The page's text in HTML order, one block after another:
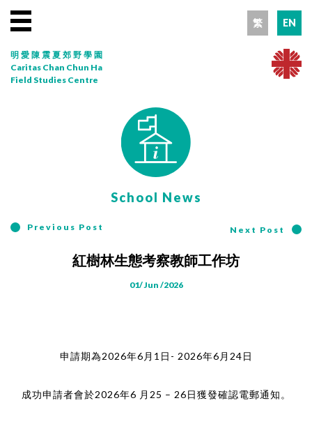
繁 EN
明愛陳震夏郊野學園
Caritas Chan Chun Ha
Field Studies Centre
School News
Previous Post Next Post
紅樹林生態考察教師工作坊
01/ Jun /2026
申請期為2026年6月1日- 2026年6月24日
成功申請者會於2026年6 月25 – 26日獲發確認電郵通知。